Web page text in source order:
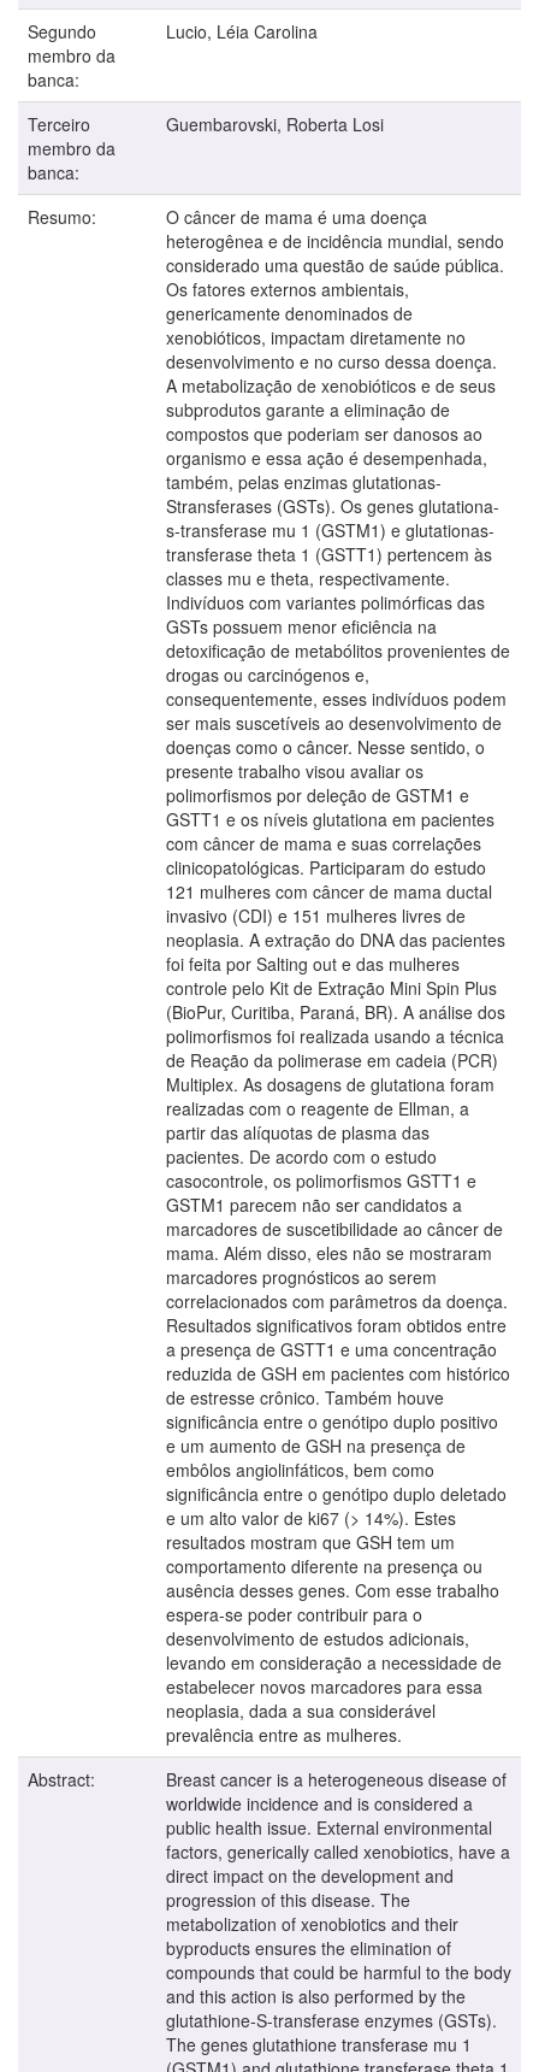
Segundo
membro da
banca:
Lucio, Léia Carolina
Terceiro
membro da
banca:
Guembarovski, Roberta Losi
Resumo:
O câncer de mama é uma doença
heterogênea e de incidência mundial, sendo
considerado uma questão de saúde pública.
Os fatores externos ambientais,
genericamente denominados de
xenobióticos, impactam diretamente no
desenvolvimento e no curso dessa doença.
A metabolização de xenobióticos e de seus
subprodutos garante a eliminação de
compostos que poderiam ser danosos ao
organismo e essa ação é desempenhada,
também, pelas enzimas glutationas-
Stransferases (GSTs). Os genes glutationa-
s-transferase mu 1 (GSTM1) e glutationas-
transferase theta 1 (GSTT1) pertencem às
classes mu e theta, respectivamente.
Indivíduos com variantes polimórficas das
GSTs possuem menor eficiência na
detoxificação de metabólitos provenientes de
drogas ou carcinógenos e,
consequentemente, esses indivíduos podem
ser mais suscetíveis ao desenvolvimento de
doenças como o câncer. Nesse sentido, o
presente trabalho visou avaliar os
polimorfismos por deleção de GSTM1 e
GSTT1 e os níveis glutationa em pacientes
com câncer de mama e suas correlações
clinicopatológicas. Participaram do estudo
121 mulheres com câncer de mama ductal
invasivo (CDI) e 151 mulheres livres de
neoplasia. A extração do DNA das pacientes
foi feita por Salting out e das mulheres
controle pelo Kit de Extração Mini Spin Plus
(BioPur, Curitiba, Paraná, BR). A análise dos
polimorfismos foi realizada usando a técnica
de Reação da polimerase em cadeia (PCR)
Multiplex. As dosagens de glutationa foram
realizadas com o reagente de Ellman, a
partir das alíquotas de plasma das
pacientes. De acordo com o estudo
casocontrole, os polimorfismos GSTT1 e
GSTM1 parecem não ser candidatos a
marcadores de suscetibilidade ao câncer de
mama. Além disso, eles não se mostraram
marcadores prognósticos ao serem
correlacionados com parâmetros da doença.
Resultados significativos foram obtidos entre
a presença de GSTT1 e uma concentração
reduzida de GSH em pacientes com histórico
de estresse crônico. Também houve
significância entre o genótipo duplo positivo
e um aumento de GSH na presença de
embôlos angiolinfáticos, bem como
significância entre o genótipo duplo deletado
e um alto valor de ki67 (> 14%). Estes
resultados mostram que GSH tem um
comportamento diferente na presença ou
ausência desses genes. Com esse trabalho
espera-se poder contribuir para o
desenvolvimento de estudos adicionais,
levando em consideração a necessidade de
estabelecer novos marcadores para essa
neoplasia, dada a sua considerável
prevalência entre as mulheres.
Abstract:
Breast cancer is a heterogeneous disease of
worldwide incidence and is considered a
public health issue. External environmental
factors, generically called xenobiotics, have a
direct impact on the development and
progression of this disease. The
metabolization of xenobiotics and their
byproducts ensures the elimination of
compounds that could be harmful to the body
and this action is also performed by the
glutathione-S-transferase enzymes (GSTs).
The genes glutathione transferase mu 1